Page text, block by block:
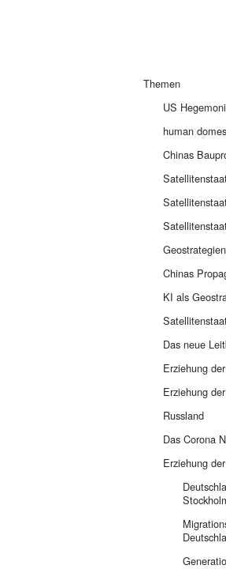
Themen
US
human
Chinas
Geostrategien
Chinas
KI als
Das neue
Erziehung
Erziehung
Russland
Das Corona
Erziehung